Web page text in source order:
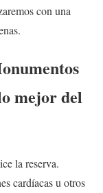
con una
mejor del
la reserva.
cardíacas u otros